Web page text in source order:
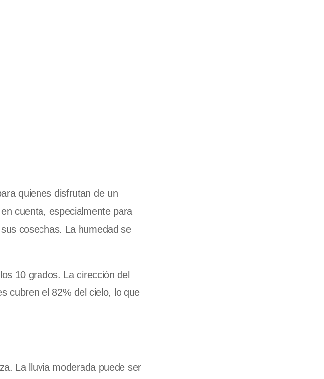
quienes disfrutan de un
cuenta, especialmente para
cosechas. La humedad se
10 grados. La dirección del
cubren el 82% del cielo, lo que
La lluvia moderada puede ser